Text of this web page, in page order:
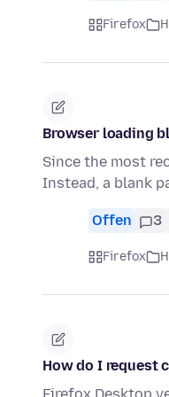
Firefox
Browser loading
Since the most
Instead, a blank
Offen 3
Firefox
How do I request